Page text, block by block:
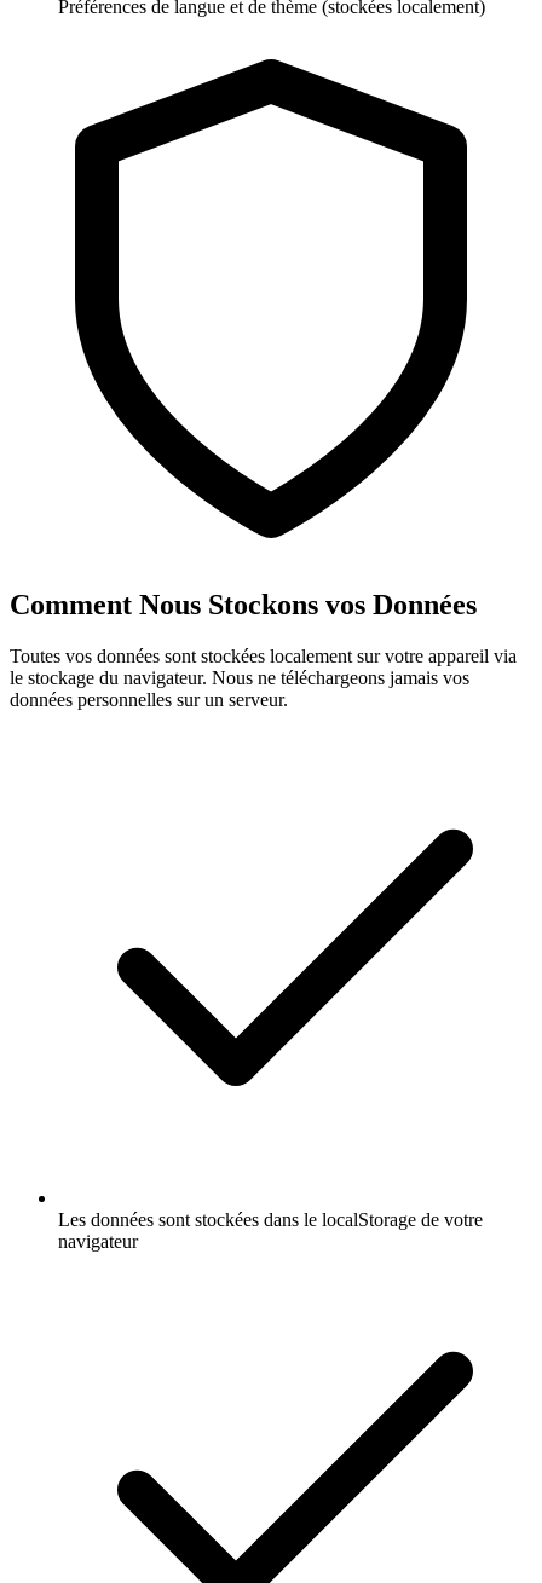
Préférences de langue et de thème (stockées localement)
Comment Nous Stockons vos Données
Toutes vos données sont stockées localement sur votre appareil via
le stockage du navigateur. Nous ne téléchargeons jamais vos
données personnelles sur un serveur.
Les données sont stockées dans le localStorage de votre
navigateur